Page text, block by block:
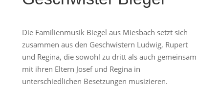
Die Familienmusik Biegel aus Miesbach setzt sich
zusammen aus den Geschwistern Ludwig, Rupert
und Regina, die sowohl zu dritt als auch gemeinsam
mit ihren Eltern Josef und Regina in
unterschiedlichen Besetzungen musizieren.